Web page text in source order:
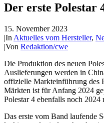
Der erste Polestar
15. November 2023
|In Aktuelles vom Hersteller,
|Von Redaktion/cwe
Die Produktion des neuen
Auslieferungen werden in
offizielle Markteinführung des
Märkten ist für Anfang 2024
Polestar 4 ebenfalls noch 2024
Das erste vom Band laufende